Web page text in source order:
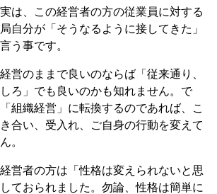
は、この経営者の方の従業員に対する
自分が「そうなるように接してきた」
う事です。
営のままで良いのならば「従来通り、
ろ」でも良いのかも知れません。で
組織経営」に転換するのであれば、こ
合い、受入れ、ご自身の行動を変えて
。
営者の方は「性格は変えられないと思
ておられました。勿論、性格は簡単に